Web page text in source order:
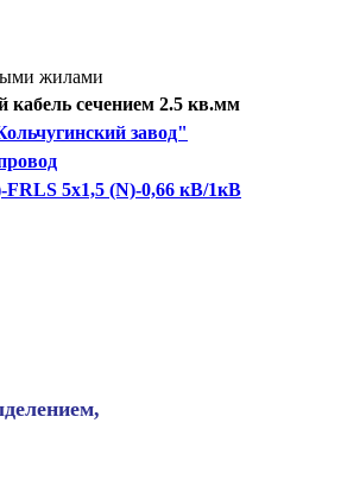
жилами
сечением 2.5 кв.мм
завод"
5х1,5 (N)-0,66 кВ/1кВ